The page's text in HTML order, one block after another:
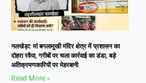
नलखेड़ा: मां बगलामुखी मंदिर क्षेत्र में प्रशासन का
दोहरा रवैया, गरीबों पर चला कार्रवाई का डंडा, बड़े
अतिक्रमणकारियों पर मेहरबानी
Read More »